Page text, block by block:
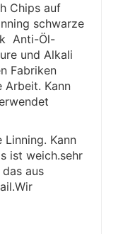
Chips auf
schwarze
Anti-Öl-
und Alkali
Fabriken
Arbeit. Kann
Kann
ist weich.sehr
aus